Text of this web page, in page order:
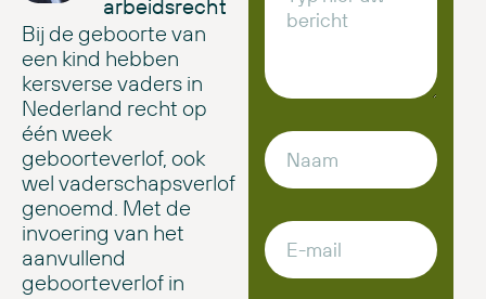
arbeidsrecht
Bij de geboorte van
een kind hebben
kersverse vaders in
Nederland recht op
één week
geboorteverlof, ook
wel vaderschapsverlof
genoemd. Met de
invoering van het
aanvullend
geboorteverlof in